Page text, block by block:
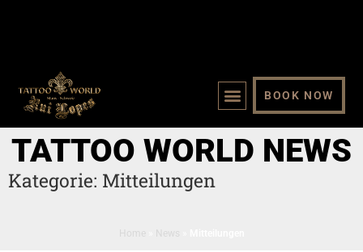
BOOK NOW
TATTOO WORLD NEWS
Kategorie: Mitteilungen